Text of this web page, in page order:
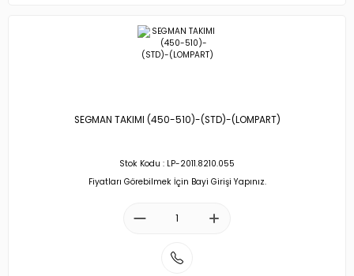
SEGMAN TAKIMI (450-510)-(STD)-(LOMPART)
Stok Kodu : LP-2011.8210.055
Fiyatları Görebilmek İçin Bayi Girişi Yapınız.